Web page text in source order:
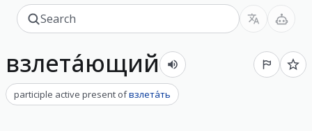
взлета́ющий
participle active present ofвзлета́ть